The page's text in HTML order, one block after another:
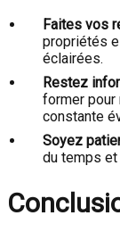
Faites vos
propriétés
éclairées.
Restez
former pour
constante
Soyez
du temps et